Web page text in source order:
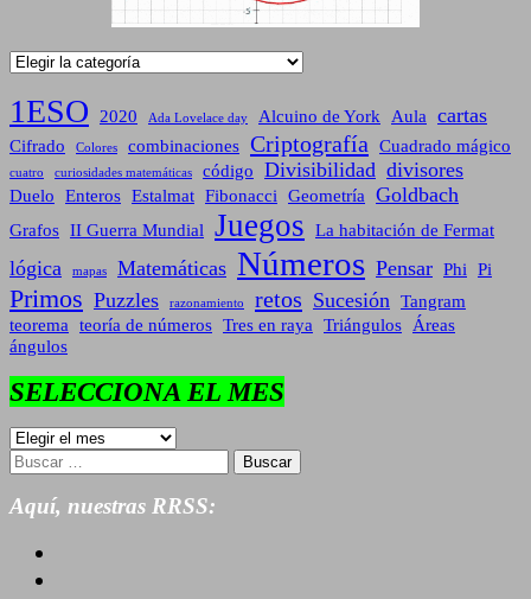
Categorías
1ESO 2020 Ada Lovelace day Alcuino de York Aula cartas
Cifrado Colores combinaciones Criptografía Cuadrado mágico
cuatro curiosidades matemáticas código Divisibilidad divisores
Duelo Enteros Estalmat Fibonacci Geometría Goldbach
Grafos II Guerra Mundial Juegos La habitación de Fermat
lógica mapas Matemáticas Números Pensar Phi Pi
Primos Puzzles razonamiento retos Sucesión Tangram
teorema teoría de números Tres en raya Triángulos Áreas
ángulos
SELECCIONA EL MES
SELECCIONA
EL
MES
Buscar:
Aquí, nuestras RRSS: